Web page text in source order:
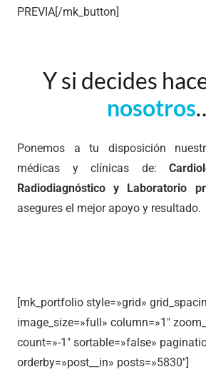
PREVIA[/mk_button]
Y si decides
nosotros
Ponemos a tu disposición
médicas y clínicas de:
Radiodiagnóstico y Laboratorio
asegures el mejor apoyo y resultado.
[mk_portfolio style=»grid»
image_size=»full» column=»1″
count=»-1″ sortable=»false»
orderby=»post__in» posts=»5830″]